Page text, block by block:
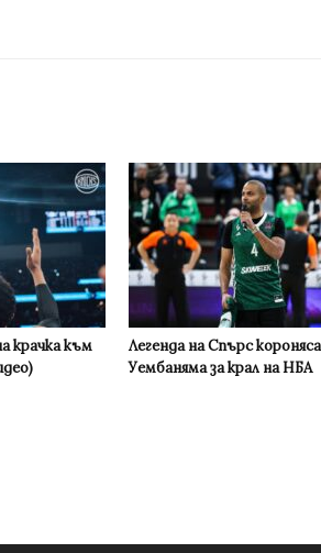
крачка към
Легенда на Спърс короняса
Уембаняма за крал на НБА